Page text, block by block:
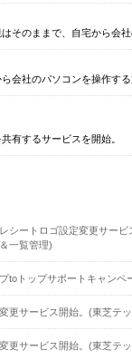
そのままで、自宅から会
会社のパソコンを操作する
有するサービスを開始。
シートロゴ設定変更サー
一覧管理)
プtoトップサポートキャン
更サービス開始。(東芝テ
更サービス開始。(東芝テ